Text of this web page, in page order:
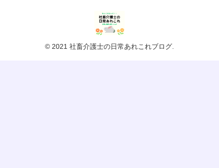
© 2021 社畜介護士の日常あれこれブログ.